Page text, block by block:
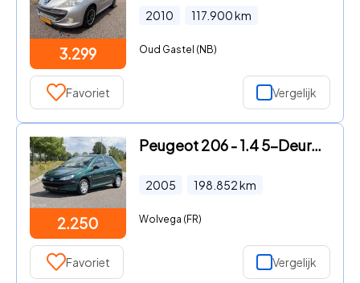
3.299
2010 117.900km
Oud Gastel (NB)
Favoriet Vergelijk
2.250
Peugeot 206 - 1.4 5-Deurs Airco Topconditie 2005
2005 198.852km
Wolvega (FR)
Favoriet Vergelijk